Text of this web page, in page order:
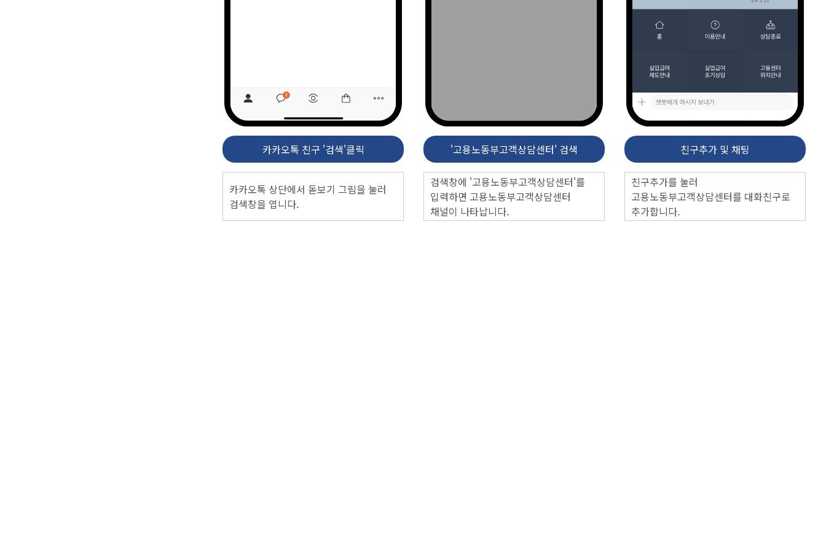
카카오톡 친구 '검색'클릭
카카오톡 상단에서 돋보기 그림을 눌러
검색창을 엽니다.
'고용노동부고객상담센터' 검색
검색창에 '고용노동부고객상담센터'를
입력하면 고용노동부고객상담센터
채널이 나타납니다.
친구추가 및 채팅
친구추가를 눌러
고용노동부고객상담센터를 대화친구로
추가합니다.